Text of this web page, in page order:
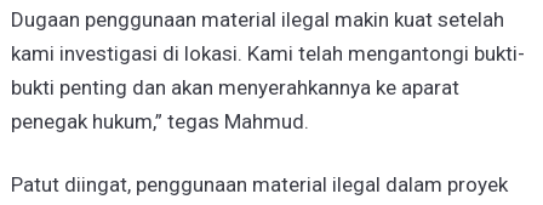
Dugaan penggunaan material ilegal makin kuat setelah
kami investigasi di lokasi. Kami telah mengantongi bukti-
bukti penting dan akan menyerahkannya ke aparat
penegak hukum,” tegas Mahmud.
Patut diingat, penggunaan material ilegal dalam proyek